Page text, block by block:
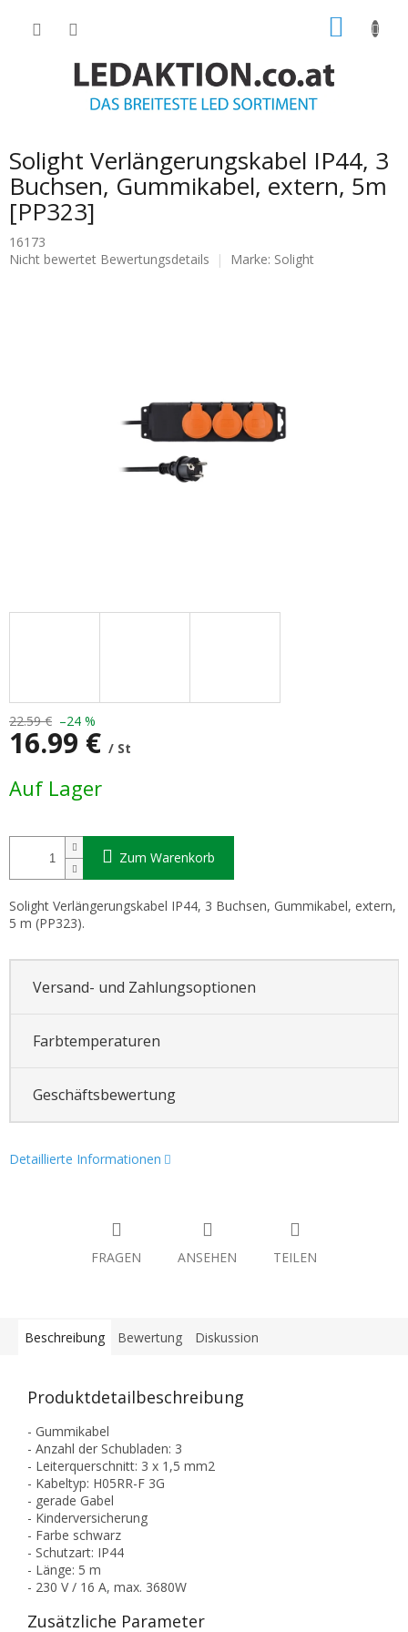
Solight Verlängerungskabel IP44, 3
Buchsen, Gummikabel, extern, 5m
[PP323]
16173
Die
Nicht bewertet Bewertungsdetails Marke: Solight
22.59 € –24 %
16.99 € / St
Auf Lager
Zum Warenkorb
Solight Verlängerungskabel IP44, 3 Buchsen, Gummikabel, extern,
5 m (PP323).
Versand- und Zahlungsoptionen
Farbtemperaturen
Geschäftsbewertung
Detaillierte Informationen
FRAGEN ANSEHEN TEILEN
Beschreibung Bewertung Diskussion
Produktdetailbeschreibung
- Gummikabel
- Anzahl der Schubladen: 3
- Leiterquerschnitt: 3 x 1,5 mm2
- Kabeltyp: H05RR-F 3G
- gerade Gabel
- Kinderversicherung
- Farbe schwarz
- Schutzart: IP44
- Länge: 5 m
- 230 V / 16 A, max. 3680W
Zusätzliche Parameter